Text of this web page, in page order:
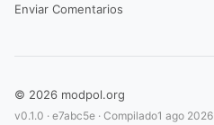
Enviar Comentarios
© 2026 modpol.org
v0.1.0 · e7abc5e · Compilado1 ago 2026